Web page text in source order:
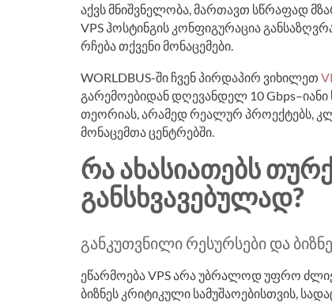
აქვს მნიშვნელობა, მართავთ სწრაფად
VPS ჰოსტინგის კონფიგურაცია
რჩება თქვენი მონაცემები.
WORLDBUS-ში ჩვენ პირდაპირ ვიხილეთ
გარემოებიდან დღევანდელ 10
თეორიას, არამედ რეალურ პროექტებს,
მონაცემთა ცენტრებში.
ᲠᲐ ᲐᲮᲐᲡᲘᲐᲗᲔᲑᲡ
ᲒᲐᲜᲡᲮᲕᲐᲕᲔᲑᲣᲚᲐᲓ?
განკუთვნილი რესურსები და
ეწარმოება VPS არა უბრალოდ უფრო
ბიზნეს კრიტიკული სამუშაოებისთვის,